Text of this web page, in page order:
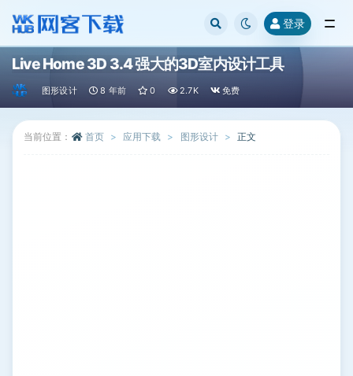
登录
Live Home 3D 3.4 强大的3D室内设计工具
图形设计 8 年前 0 2.7K 免费
当前位置： 首页 应用下载 图形设计 正文
全部